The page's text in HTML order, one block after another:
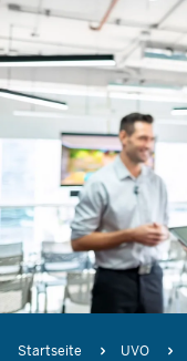
Pfadnavigation
Startseite UVO